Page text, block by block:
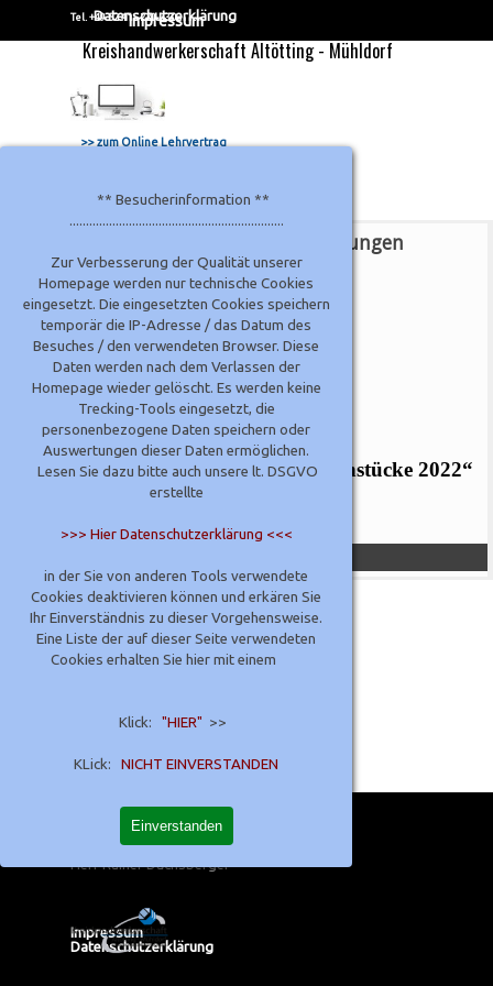
** Besucherinformation **
.................................................................
Zur Verbesserung der Qualität unserer
Homepage werden nur technische Cookies
eingesetzt. Die eingesetzten Cookies speichern
temporär die IP-Adresse / das Datum des
Besuches / den verwendeten Browser. Diese
Daten werden nach dem Verlassen der
Homepage wieder gelöscht. Es werden keine
Trecking-Tools eingesetzt, die
personenbezogene Daten speichern oder
Auswertungen dieser Daten ermöglichen.
Lesen Sie dazu bitte auch unsere lt. DSGVO
erstellte
>>> Hier Datenschutzerklärung <<<
in der Sie von anderen Tools verwendete
Cookies deaktivieren können und erkären Sie
Ihr Einverständnis zu dieser Vorgehensweise.
Eine Liste der auf dieser Seite verwendeten
Cookies erhalten Sie hier mit einem
Klick: "HIER" >>
KLick: NICHT EINVERSTANDEN
Einverstanden
Direkt zum Seiteninhalt
Tel. +49 52 41 - 220 23 0
Datenschutzerklärung
Impressum
Kreishandwerkerschaft Altötting - Mühldorf
>> zum Online Lehrvertrag
Gesellenstücke Schreiner-Innungen
„Ausstellung der Schreiner – Gesellenstücke 2022“
Kommunikation:
Kreishandwerksmeister
Herr Rainer Dachsberger
Kreishandwerkerschaft Altötting-Mühldorf
Werkstraße 13 A  - D-84513 Töging
Datenschutzerklärung
Impressum